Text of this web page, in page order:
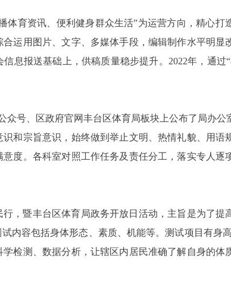
育资讯、便利健身群众生活”为运营方向，精心打
运用图片、文字、多媒体手段，编辑制作水平明显
息报送基础上，供稿质量稳步提升。 2022年，通过
号、区政府官网丰台区体育局板块上公布了局办公
和宗旨意识，始终做到举止文明、热情礼貌、用语
度。各科室对照工作任务及责任分工，落实专人逐
，暨丰台区体育局政务开放日活动，主旨是为了提
内容包括身体形态、素质、机能等。测试项目有身
检测、数据分析，让辖区内居民准确了解自身的体